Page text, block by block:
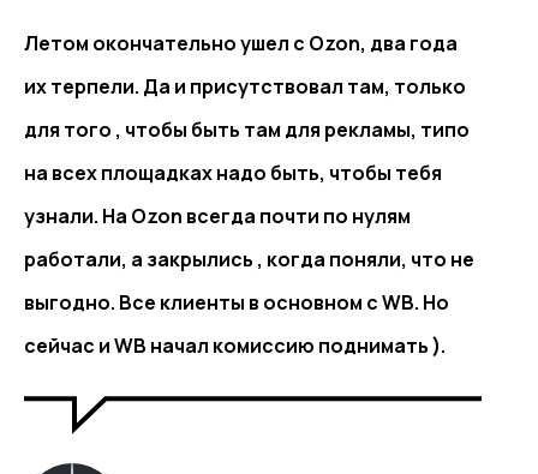
Летом окончательно ушел с Ozon, два года
их терпели. Да и присутствовал там, только
для того , чтобы быть там для рекламы, типо
на всех площадках надо быть, чтобы тебя
узнали. На Ozon всегда почти по нулям
работали, а закрылись , когда поняли, что не
выгодно. Все клиенты в основном с WB. Но
сейчас и WB начал комиссию поднимать ).